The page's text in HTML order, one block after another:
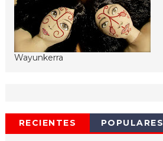
Wayunkerra
RECIENTES POPULARES